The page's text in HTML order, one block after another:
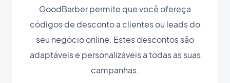
GoodBarber permite que você ofereça
códigos de desconto a clientes ou leads do
seu negócio online. Estes descontos são
adaptáveis e personalizáveis a todas as suas
campanhas.